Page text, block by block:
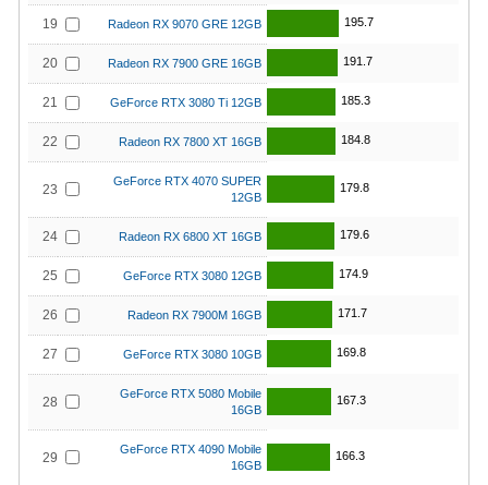
19 Radeon RX 9070 GRE 12GB 195.7
20 Radeon RX 7900 GRE 16GB 191.7
21 GeForce RTX 3080 Ti 12GB 185.3
22 Radeon RX 7800 XT 16GB 184.8
23
GeForce RTX 4070 SUPER
12GB
179.8
24 Radeon RX 6800 XT 16GB 179.6
25 GeForce RTX 3080 12GB 174.9
26 Radeon RX 7900M 16GB 171.7
27 GeForce RTX 3080 10GB 169.8
28
GeForce RTX 5080 Mobile
16GB
167.3
29
GeForce RTX 4090 Mobile
16GB
166.3